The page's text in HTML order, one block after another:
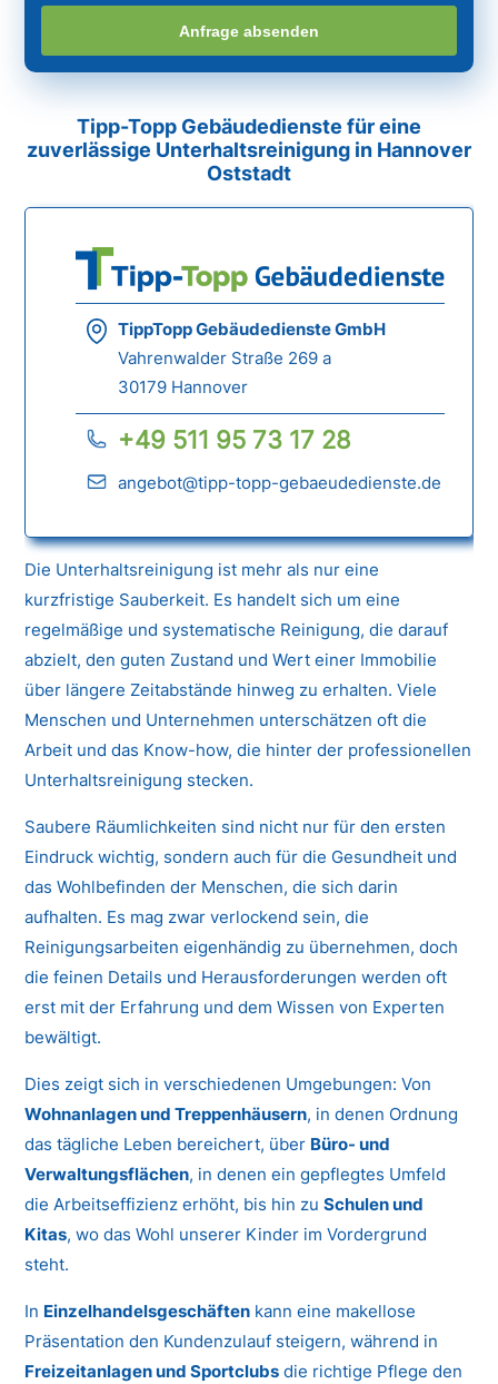
Anfrage absenden
Tipp-Topp Gebäudedienste für eine
zuverlässige Unterhaltsreinigung in Hannover
Oststadt
TippTopp Gebäudedienste GmbH
Vahrenwalder Straße 269 a
30179 Hannover
+49 511 95 73 17 28
angebot@tipp-topp-gebaeudedienste.de
Die Unterhaltsreinigung ist mehr als nur eine
kurzfristige Sauberkeit. Es handelt sich um eine
regelmäßige und systematische Reinigung, die darauf
abzielt, den guten Zustand und Wert einer Immobilie
über längere Zeitabstände hinweg zu erhalten. Viele
Menschen und Unternehmen unterschätzen oft die
Arbeit und das Know-how, die hinter der professionellen
Unterhaltsreinigung stecken.
Saubere Räumlichkeiten sind nicht nur für den ersten
Eindruck wichtig, sondern auch für die Gesundheit und
das Wohlbefinden der Menschen, die sich darin
aufhalten. Es mag zwar verlockend sein, die
Reinigungsarbeiten eigenhändig zu übernehmen, doch
die feinen Details und Herausforderungen werden oft
erst mit der Erfahrung und dem Wissen von Experten
bewältigt.
Dies zeigt sich in verschiedenen Umgebungen: Von
Wohnanlagen und Treppenhäusern, in denen Ordnung
das tägliche Leben bereichert, über Büro- und
Verwaltungsflächen, in denen ein gepflegtes Umfeld
die Arbeitseffizienz erhöht, bis hin zuSchulen und
Kitas, wo das Wohl unserer Kinder im Vordergrund
steht.
In Einzelhandelsgeschäften kann eine makellose
Präsentation den Kundenzulauf steigern, während in
Freizeitanlagen und Sportclubs die richtige Pflege den